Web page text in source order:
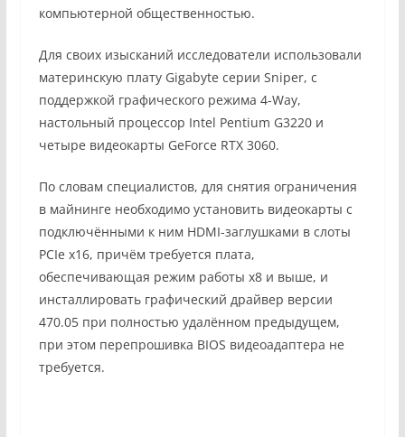
компьютерной общественностью.
Для своих изысканий исследователи использовали
материнскую плату Gigabyte серии Sniper, с
поддержкой графического режима 4-Way,
настольный процессор Intel Pentium G3220 и
четыре видеокарты GeForce RTX 3060.
По словам специалистов, для снятия ограничения
в майнинге необходимо установить видеокарты с
подключёнными к ним HDMI-заглушками в слоты
PCIe x16, причём требуется плата,
обеспечивающая режим работы x8 и выше, и
инсталлировать графический драйвер версии
470.05 при полностью удалённом предыдущем,
при этом перепрошивка BIOS видеоадаптера не
требуется.